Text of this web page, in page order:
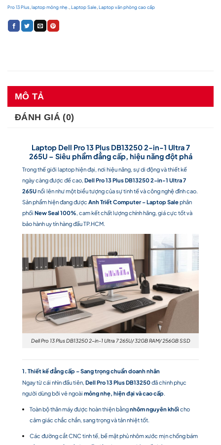
Pro 13 Plus laptop mỏng nhẹ. Laptop Sale Laptop văn phòng cao cấp
MÔ TẢ
ĐÁNH GIÁ (0)
Laptop Dell Pro 13 Plus DB13250 2-in-1 Ultra 7
265U – Siêu phẩm đẳng cấp, hiệu năng đột phá
Trong thế giới laptop hiện đại, nơi hiệu năng, sự di động và thiết kế
ngày càng được đề cao, Dell Pro 13 Plus DB13250 2-in-1 Ultra 7
265Unổi lên như một biểu tượng của sự tinh tế và công nghệ đỉnh cao.
Sản phẩm hiện đang được Anh Triết Computer – Laptop Salephân
phối New Seal 100%, cam kết chất lượng chính hãng, giá cực tốt và
bảo hành uy tín hàng đầu TP.HCM.
Dell Pro 13 Plus DB13250 2-in-1 Ultra 7 265U/ 32GB RAM/ 256GB SSD
1. Thiết kế đẳng cấp – Sang trọng chuẩn doanh nhân
Ngay từ cái nhìn đầu tiên, Dell Pro 13 Plus DB13250đã chinh phục
người dùng bởi vẻ ngoài mỏng nhẹ, hiện đại và cao cấp.
Toàn bộ thân máy được hoàn thiện bằngnhôm nguyên khốicho
cảm giác chắc chắn, sang trọng và tản nhiệt tốt.
Các đường cắt CNC tinh tế, bề mặt phủ nhôm xước mịn chống bám